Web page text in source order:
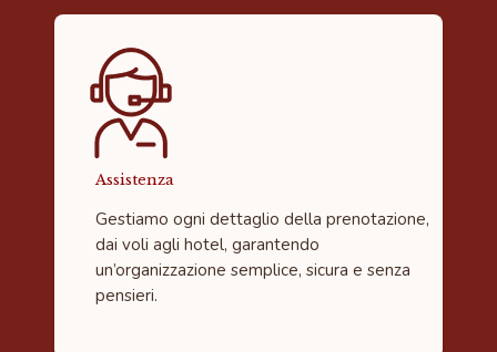
Assistenza
Gestiamo ogni dettaglio della prenotazione,
dai voli agli hotel, garantendo
un’organizzazione semplice, sicura e senza
pensieri.